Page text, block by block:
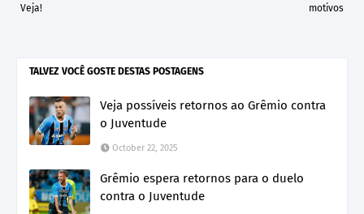
motivos
Veja!
TALVEZ VOCÊ GOSTE DESTAS POSTAGENS
Veja possíveis retornos ao Grêmio contra
o Juventude
October 22, 2025
Grêmio espera retornos para o duelo
contra o Juventude